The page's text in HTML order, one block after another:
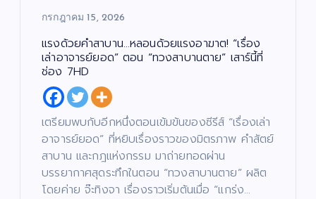
กรกฎาคม 15, 2026
แรงด้วยคำสาบาน…หลอนด้วยแรงอาฆาต! “เรื่อง
เล่าอาจารย์ยอด” ตอน “ทวงสาบานตาย” เสาร์นี้ที่
ช่อง 7HD
เตรียมพบกับอีกหนึ่งตอนเข้มข้นของซีรีส์ “เรื่องเล่า
อาจารย์ยอด” ที่หยิบเรื่องราวของมิตรภาพ คำสัตย์
สาบาน และกฎแห่งกรรม มาถ่ายทอดผ่าน
บรรยากาศสุดระทึกในตอน “ทวงสาบานตาย” ผลิต
โดยค่าย จ๊ะทิงจา เรื่องราวเริ่มต้นเมื่อ “แกร่ง…